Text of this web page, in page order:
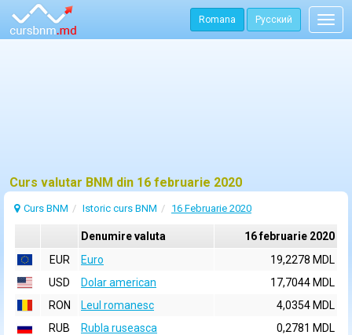
Romana Русский
Curs valutar BNM din 16 februarie 2020
Curs BNM Istoric curs BNM 16 Februarie 2020
Denumire valuta
16 februarie 2020
EUR
Euro
19,2278 MDL
USD
Dolar american
17,7044 MDL
RON
Leul romanesc
4,0354 MDL
RUB
Rubla ruseasca
0,2781 MDL